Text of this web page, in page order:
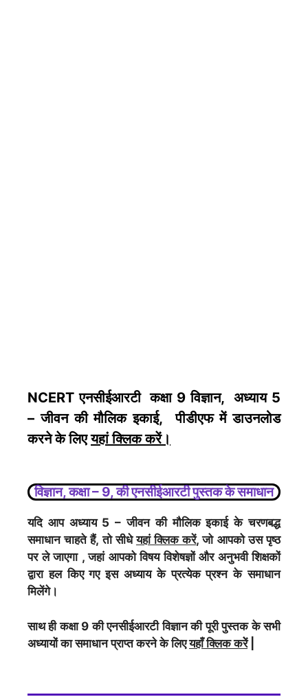
NCERT एनसीईआरटी कक्षा 9 विज्ञान, अध्याय 5
– जीवन की मौलिक इकाई, पीडीएफ में डाउनलोड
करने के लिएयहां क्लिक करें।
विज्ञान, कक्षा – 9, की एनसीईआरटी पुस्तक के समाधान
यदि आप अध्याय 5 – जीवन की मौलिक इकाई के चरणबद्ध
समाधान चाहते हैं, तो सीधेयहां क्लिक करें, जो आपको उस पृष्ठ
पर ले जाएगा , जहां आपको विषय विशेषज्ञों और अनुभवी शिक्षकों
द्वारा हल किए गए इस अध्याय के प्रत्येक प्रश्न के समाधान
मिलेंगे।
साथ ही कक्षा 9 की एनसीईआरटी विज्ञान की पूरी पुस्तक के सभी
अध्यायों का समाधान प्राप्त करने के लिएयहाँ क्लिक करेें|